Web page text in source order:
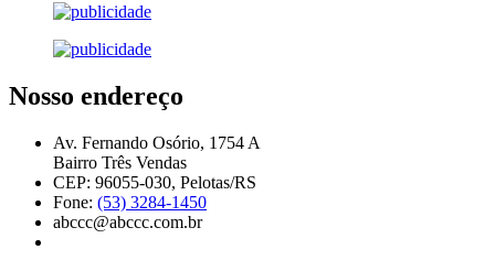
Nosso endereço
Av. Fernando Osório, 1754 A
Bairro Três Vendas
CEP: 96055-030, Pelotas/RS
Fone: (53) 3284-1450
abccc@abccc.com.br